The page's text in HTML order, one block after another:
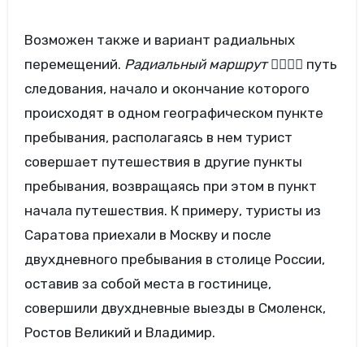
Возможен также и вариант радиальных
перемещений. Радиальный маршрут путь
следования, начало и окончание которого
происходят в одном географическом пункте
пребывания, располагаясь в нем турист
совершает путешествия в другие пункты
пребывания, возвращаясь при этом в пункт
начала путешествия. К примеру, туристы из
Саратова приехали в Москву и после
двухдневного пребывания в столице России,
оставив за собой места в гостинице,
совершили двухдневные выезды в Смоленск,
Ростов Великий и Владимир.